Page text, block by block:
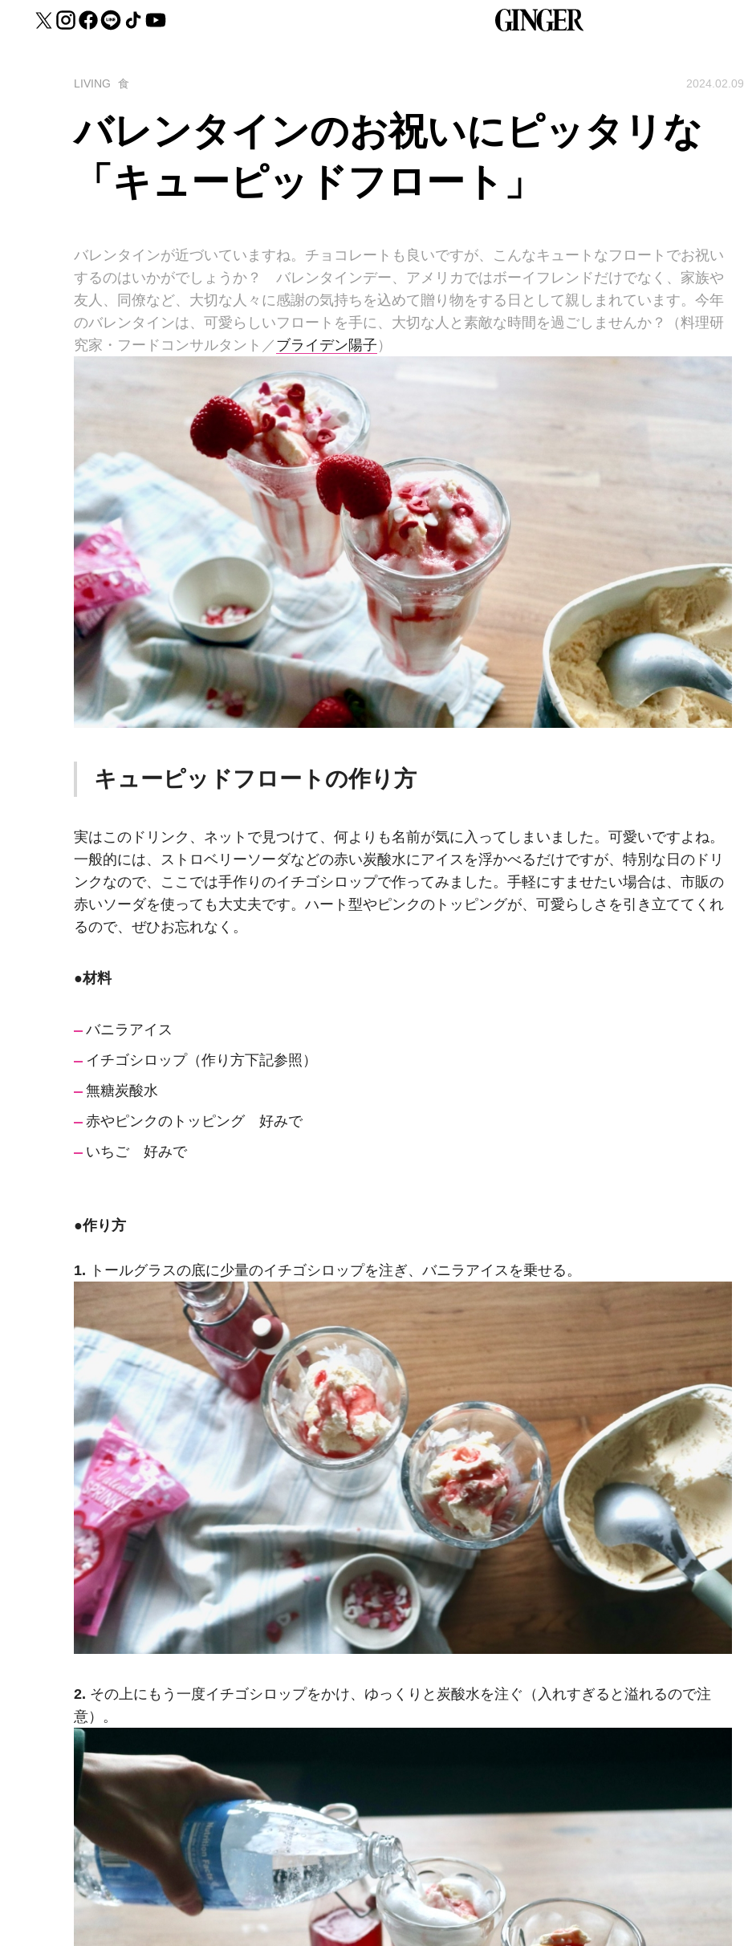
LIVING 食 2024.02.09
バレンタインのお祝いにピッタリな
「キューピッドフロート」
バレンタインが近づいていますね。チョコレートも良いですが、こんなキュートなフロートでお祝い
するのはいかがでしょうか？ バレンタインデー、アメリカではボーイフレンドだけでなく、家族や
友人、同僚など、大切な人々に感謝の気持ちを込めて贈り物をする日として親しまれています。今年
のバレンタインは、可愛らしいフロートを手に、大切な人と素敵な時間を過ごしませんか？（料理研
究家・フードコンサルタント／ ブライデン陽子 ）
キューピッドフロートの作り方
実はこのドリンク、ネットで見つけて、何よりも名前が気に入ってしまいました。可愛いですよね。
一般的には、ストロベリーソーダなどの赤い炭酸水にアイスを浮かべるだけですが、特別な日のドリ
ンクなので、ここでは手作りのイチゴシロップで作ってみました。手軽にすませたい場合は、市販の
赤いソーダを使っても大丈夫です。ハート型やピンクのトッピングが、可愛らしさを引き立ててくれ
るので、ぜひお忘れなく。
●材料
バニラアイス
イチゴシロップ（作り方下記参照）
無糖炭酸水
赤やピンクのトッピング 好みで
いちご 好みで
●作り方
1. トールグラスの底に少量のイチゴシロップを注ぎ、バニラアイスを乗せる。
2. その上にもう一度イチゴシロップをかけ、ゆっくりと炭酸水を注ぐ（入れすぎると溢れるので注
意）。